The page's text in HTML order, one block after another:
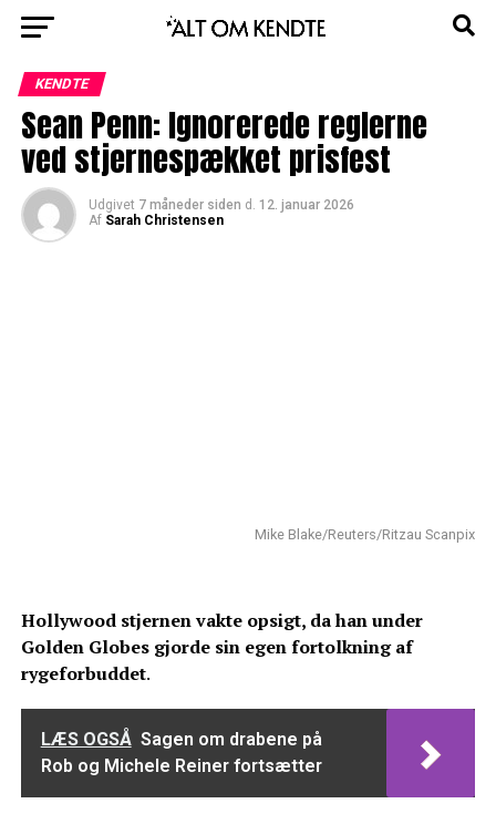
KENDTE
Sean Penn: Ignorerede reglerne
ved stjernespækket prisfest
Udgivet 7 måneder siden d. 12. januar 2026
Af Sarah Christensen
Mike Blake/Reuters/Ritzau Scanpix
Hollywood stjernen vakte opsigt, da han under
Golden Globes gjorde sin egen fortolkning af
rygeforbuddet.
LÆS OGSÅ Sagen om drabene på
Rob og Michele Reiner fortsætter